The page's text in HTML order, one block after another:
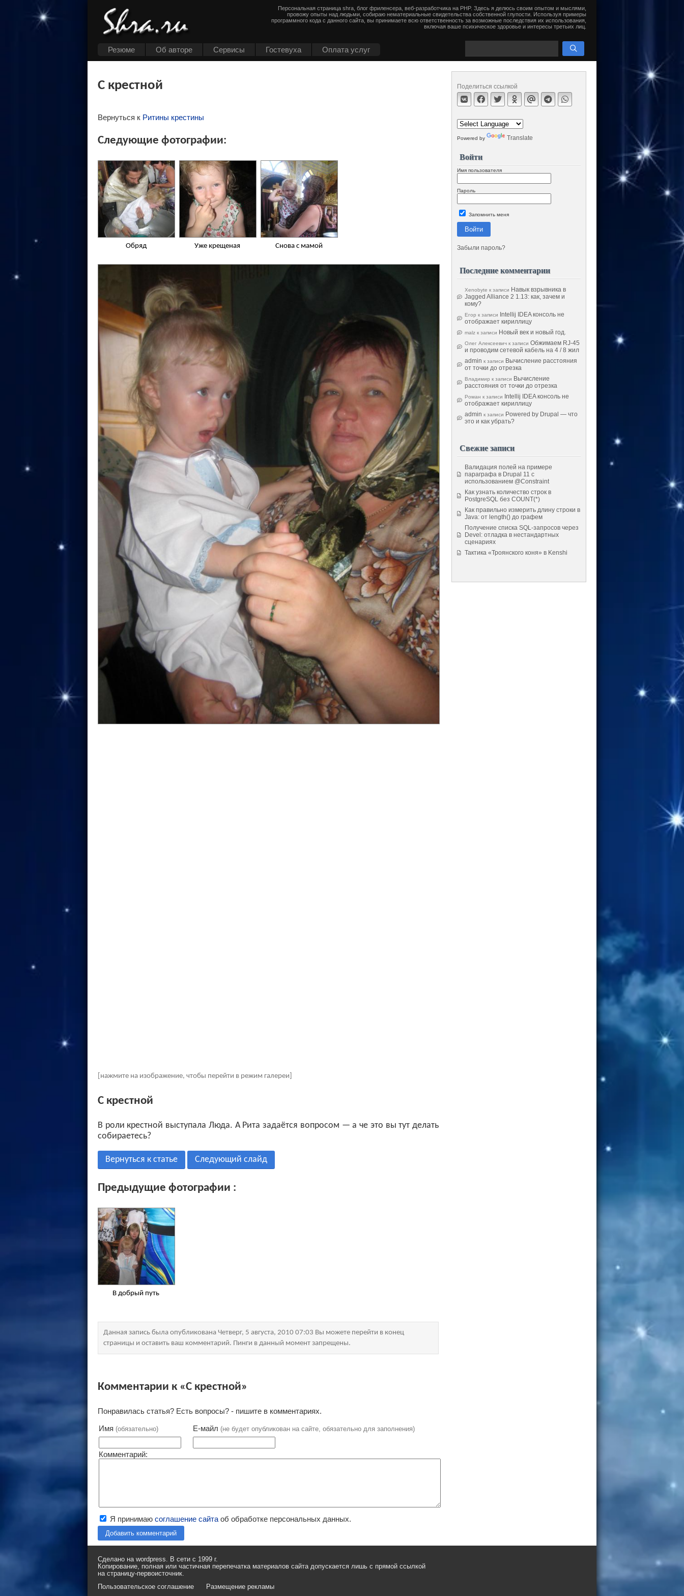
Резюме Об авторе Cервисы Гостевуха Оплата услуг
Персональная страница shra, блог фриленсера, веб-разработчика на PHP. Здесь я делюсь своим опытом и мыслями,
провожу опыты над людьми, собираю нематериальные свидетельства собственной глупости. Используя примеры
программного кода с данного сайта, вы принимаете всю ответственность за возможные последствия их использования,
включая ваше психическое здоровье и интересы третьих лиц.
С крестной
Вернуться к Ритины крестины
Следующие фотографии:
Обряд Уже крещеная Снова с мамой
[нажмите на изображение, чтобы перейти в режим галереи]
С крестной
В роли крестной выступала Люда. А Рита задаётся вопросом — а че это вы тут делать
собираетесь?
Вернуться к статье Следующий слайд
Предыдущие фотографии :
В добрый путь
Данная запись была опубликована Четверг, 5 августа, 2010 07:03 Вы можете перейти в конец
страницы и оставить ваш комментарий. Пинги в данный момент запрещены.
Комментарии к «С крестной»
Понравилась статья? Есть вопросы? - пишите в комментариях.
Имя (обязательно) Е-майл (не будет опубликован на сайте, обязательно для заполнения)
Комментарий:
Я принимаю соглашение сайта об обработке персональных данных.
Добавить комментарий
Поделиться ссылкой
Powered by Translate
Войти
Имя пользователя
Пароль
Запомнить меня
Войти
Забыли пароль?
Последние комментарии
Xenobyte к записи Навык взрывника в
Jagged Alliance 2 1.13: как, зачем и
кому?
Егор к записи
Intellij IDEA консоль не
отображает кириллицу
malz к записи Новый век и новый год.
Олег Алексеевич к записи Обжимаем RJ-45
и проводим сетевой кабель на 4 / 8 жил
admin к записи Вычисление расстояния
от точки до отрезка
Владимир к записи Вычисление
расстояния от точки до отрезка
Роман к записи
Intellij IDEA консоль не
отображает кириллицу
admin к записи Powered by Drupal — что
это и как убрать?
Свежие записи
Валидация полей на примере
параграфа в Drupal 11 с
использованием @Constraint
Как узнать количество строк в
PostgreSQL без COUNT(*)
Как правильно измерить длину строки в
Java: от length() до графем
Получение списка SQL-запросов через
Devel: отладка в нестандартных
сценариях
Тактика «Троянского коня» в Kenshi
Сделано на wordpress. В сети с 1999 г.
Копирование, полная или частичная перепечатка материалов сайта допускается лишь с прямой ссылкой
на страницу-первоисточник.
Пользовательское соглашение
Размещение рекламы